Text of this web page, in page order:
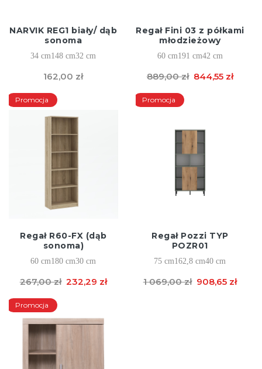
NARVIK REG1 biały/ dąb
sonoma
34 cm148 cm32 cm
162,00 zł
Regał Fini 03 z półkami
młodzieżowy
60 cm191 cm42 cm
844,55 zł
889,00 zł
Promocja
Regał R60-FX (dąb
sonoma)
60 cm180 cm30 cm
232,29 zł
267,00 zł
Promocja
Regał Pozzi TYP
POZR01
75 cm162,8 cm40 cm
908,65 zł
1 069,00 zł
Promocja